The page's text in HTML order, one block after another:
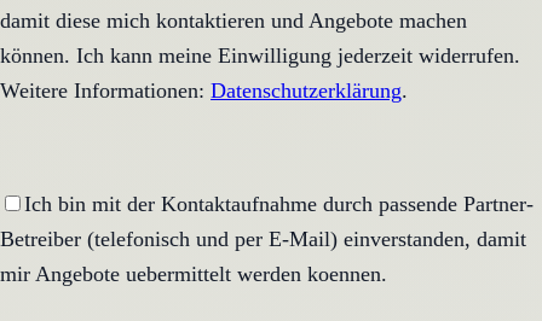
damit diese mich kontaktieren und Angebote machen
können. Ich kann meine Einwilligung jederzeit widerrufen.
Weitere Informationen: Datenschutzerklärung.
Ich bin mit der Kontaktaufnahme durch passende Partner-
Betreiber (telefonisch und per E-Mail) einverstanden, damit
mir Angebote uebermittelt werden koennen.